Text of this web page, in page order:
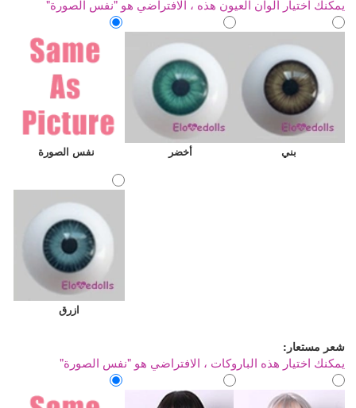
يمكنك اختيار ألوان العيون هذه ، الافتراضي هو "نفس الصورة"
نفس الصورة أخضر بني
ازرق
شعر مستعار:
يمكنك اختيار هذه الباروكات ، الافتراضي هو "نفس الصورة"